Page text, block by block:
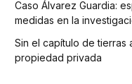
Caso Álvarez Guardia:
medidas en la
Sin el capítulo de tierras
propiedad privada